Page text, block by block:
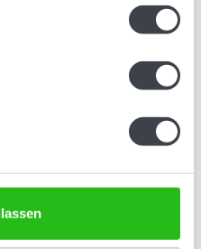
und erhalten Sie einen
Abonnieren